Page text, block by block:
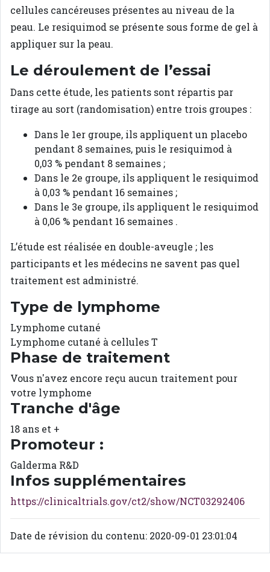
cellules cancéreuses présentes au niveau de la
peau. Le resiquimod se présente sous forme de gel à
appliquer sur la peau.
Le déroulement de l’essai
Dans cette étude, les patients sont répartis par
tirage au sort (randomisation) entre trois groupes :
Dans le 1er groupe, ils appliquent un placebo
pendant 8 semaines, puis le resiquimod à
0,03 % pendant 8 semaines ;
Dans le 2e groupe, ils appliquent le resiquimod
à 0,03 % pendant 16 semaines ;
Dans le 3e groupe, ils appliquent le resiquimod
à 0,06 % pendant 16 semaines .
L’étude est réalisée en double-aveugle ; les
participants et les médecins ne savent pas quel
traitement est administré.
Type de lymphome
Lymphome cutané
Lymphome cutané à cellules T
Phase de traitement
Vous n'avez encore reçu aucun traitement pour
votre lymphome
Tranche d'âge
18 ans et +
Promoteur :
Galderma R&D
Infos supplémentaires
https://clinicaltrials.gov/ct2/show/NCT03292406
Date de révision du contenu: 2020-09-01 23:01:04